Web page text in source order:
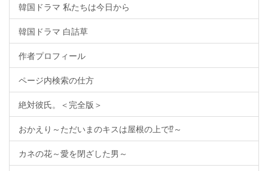
韓国ドラマ 私たちは今日から
韓国ドラマ 白詰草
作者プロフィール
ページ内検索の仕方
絶対彼氏。＜完全版＞
おかえり～ただいまのキスは屋根の上で⁉～
カネの花～愛を閉ざした男～